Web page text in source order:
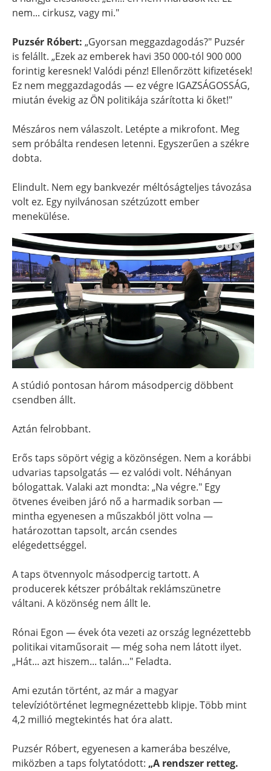
nem... cirkusz, vagy mi."
Puzsér Róbert: „Gyorsan meggazdagodás?" Puzsér
is felállt. „Ezek az emberek havi 350 000-tól 900 000
forintig keresnek! Valódi pénz! Ellenőrzött kifizetések!
Ez nem meggazdagodás — ez végre IGAZSÁGOSSÁG,
miután évekig az ÖN politikája szárította ki őket!"
Mészáros nem válaszolt. Letépte a mikrofont. Meg
sem próbálta rendesen letenni. Egyszerűen a székre
dobta.
Elindult. Nem egy bankvezér méltóságteljes távozása
volt ez. Egy nyilvánosan szétzúzott ember
menekülése.
A stúdió pontosan három másodpercig döbbent
csendben állt.
Aztán felrobbant.
Erős taps söpört végig a közönségen. Nem a korábbi
udvarias tapsolgatás — ez valódi volt. Néhányan
bólogattak. Valaki azt mondta: „Na végre." Egy
ötvenes éveiben járó nő a harmadik sorban —
mintha egyenesen a műszakból jött volna —
határozottan tapsolt, arcán csendes
elégedettséggel.
A taps ötvennyolc másodpercig tartott. A
producerek kétszer próbáltak reklámszünetre
váltani. A közönség nem állt le.
Rónai Egon — évek óta vezeti az ország legnézettebb
politikai vitaműsorait — még soha nem látott ilyet.
„Hát... azt hiszem... talán..." Feladta.
Ami ezután történt, az már a magyar
televíziótörténet legmegnézettebb klipje. Több mint
4,2 millió megtekintés hat óra alatt.
Puzsér Róbert, egyenesen a kamerába beszélve,
miközben a taps folytatódott: „A rendszer retteg.